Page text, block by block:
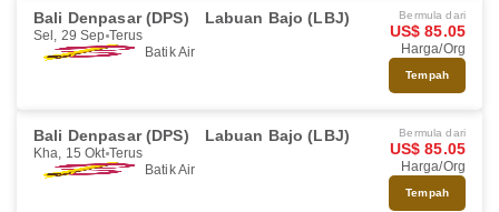
Bali Denpasar (DPS) Labuan Bajo (LBJ)
Sel, 29 Sep Terus
Batik Air
Bermula dari
US$ 85.05
Harga/Org
Tempah
Bali Denpasar (DPS) Labuan Bajo (LBJ)
Kha, 15 Okt Terus
Batik Air
Bermula dari
US$ 85.05
Harga/Org
Tempah